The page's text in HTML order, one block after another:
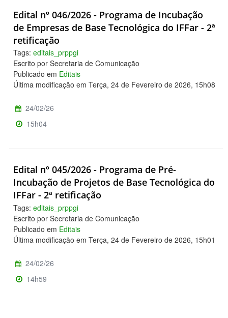
Edital nº 046/2026 - Programa de Incubação
de Empresas de Base Tecnológica do IFFar - 2ª
retificação
Tags: editais_prppgi
Escrito por Secretaria de Comunicação
Publicado em Editais
Última modificação em Terça, 24 de Fevereiro de 2026, 15h08
24/02/26
15h04
Edital nº 045/2026 - Programa de Pré-
Incubação de Projetos de Base Tecnológica do
IFFar - 2ª retificação
Tags: editais_prppgi
Escrito por Secretaria de Comunicação
Publicado em Editais
Última modificação em Terça, 24 de Fevereiro de 2026, 15h01
24/02/26
14h59